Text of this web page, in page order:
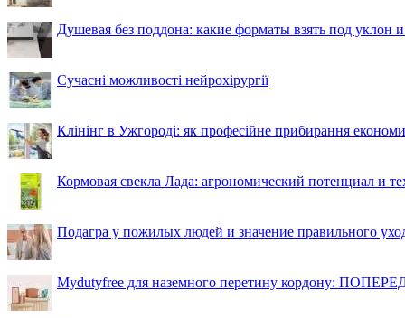
Душевая без поддона: какие форматы взять под уклон
Сучасні можливості нейрохірургії
Клінінг в Ужгороді: як професійне прибирання
Кормовая свекла Лада: агрономический потенциал и
Подагра у пожилых людей и значение правильного
Mydutyfree для наземного перетину кордону: